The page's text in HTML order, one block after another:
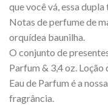
que você vá, essa
Notas de perfume de
orquídea baunilha.
O conjunto de
Parfum & 3,4 oz. Loção
Eau de Parfum é a
fragrância.